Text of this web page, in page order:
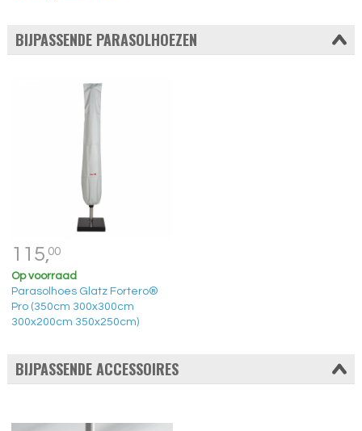
BIJPASSENDE PARASOLHOEZEN
115,00
Op voorraad
Parasolhoes Glatz Fortero®
Pro (350cm 300x300cm
300x200cm 350x250cm)
BIJPASSENDE ACCESSOIRES